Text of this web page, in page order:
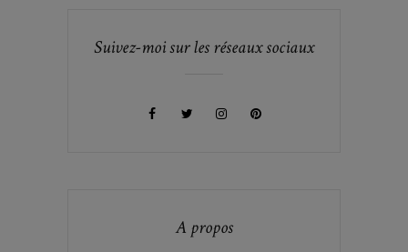
Suivez-moi sur les réseaux sociaux
A propos